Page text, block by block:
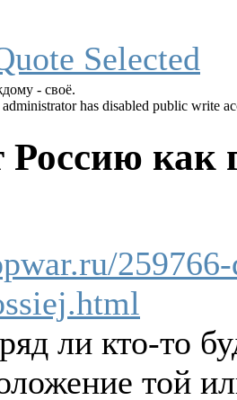
- своё.
has disabled public write
Россию как
ли кто-то
той